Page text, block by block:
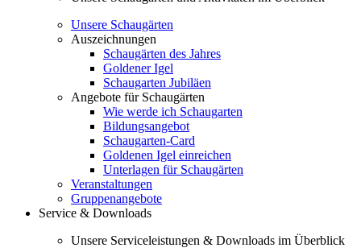
Unsere Schaugärten
Auszeichnungen
Schaugärten des Jahres
Goldener Igel
Schaugarten Jubiläen
Angebote für Schaugärten
Wie werde ich Schaugarten
Bildungsangebot
Schaugarten-Card
Goldenen Igel einreichen
Unterlagen für Schaugärten
Veranstaltungen
Gruppenangebote
Service & Downloads
Unsere Serviceleistungen & Downloads im Überblick